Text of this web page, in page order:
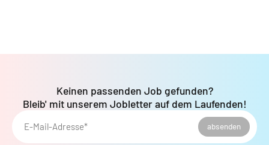
E-Mail-Adresse* absenden
Keinen passenden Job gefunden?
Bleib' mit unserem Jobletter auf dem Laufenden!